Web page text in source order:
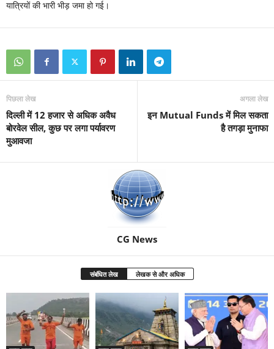
यात्रियों की भारी भीड़ जमा हो गई।
पिछला लेख
दिल्ली में 12 हजार से अधिक अवैध
बोरवेल सील, कुछ पर लगा पर्यावरण
मुआवजा
अगला लेख
इन Mutual Funds में मिल सकता
है तगड़ा मुनाफा
CG News
संबंधित लेख लेखक से और अधिक